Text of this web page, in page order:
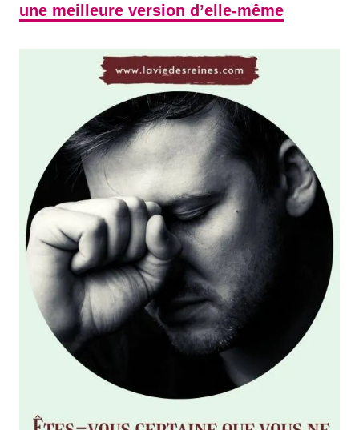
une meilleure version d’elle-même